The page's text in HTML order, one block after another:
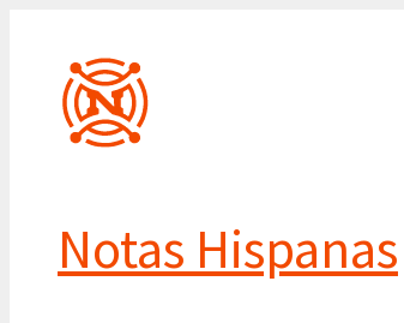
contenido
Notas Hispanas